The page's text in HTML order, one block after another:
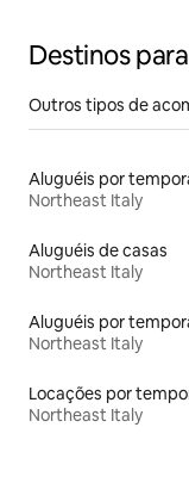
Destinos
Outros tipos de
Northeast Italy
Aluguéis de casas
Northeast Italy
Northeast Italy
Northeast Italy